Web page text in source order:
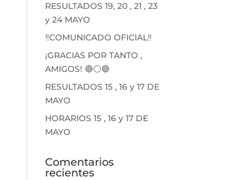
RESULTADOS 19, 20 , 21 , 23
y 24 MAYO
‼️COMUNICADO OFICIAL‼️
¡GRACIAS POR TANTO ,
AMIGOS! 🔴⚪🔵
RESULTADOS 15 , 16 y 17 DE
MAYO
HORARIOS 15 , 16 y 17 DE
MAYO
Comentarios
recientes